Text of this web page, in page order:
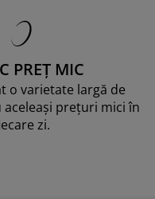
PREȚ MIC
o varietate largă de
aceleași prețuri mici în
zi.